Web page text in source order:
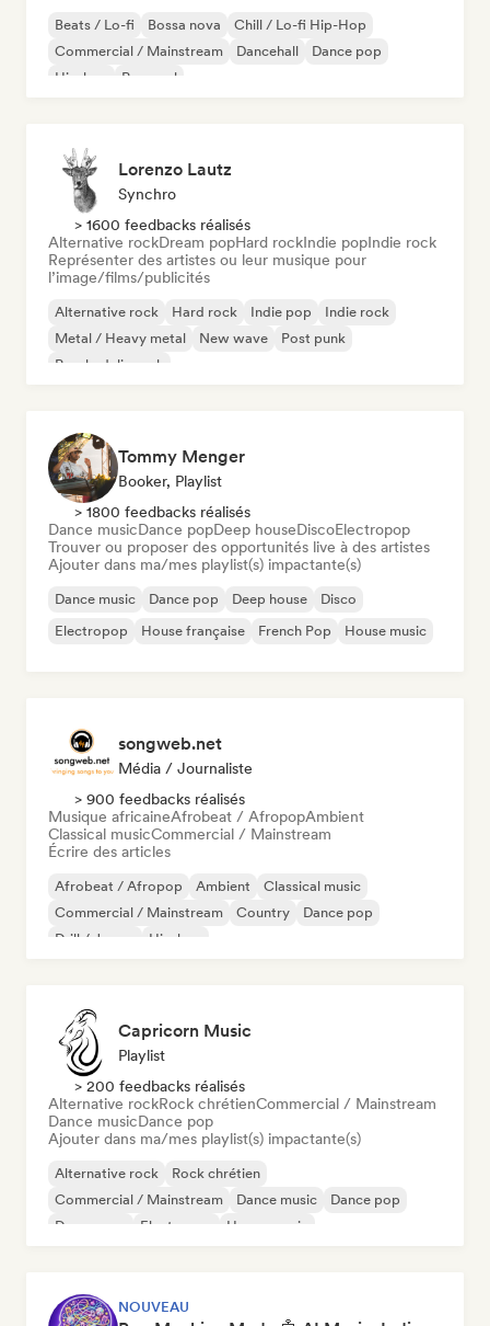
Beats / Lo-fi Bossa nova
Chill / Lo-fi Hip-Hop
Commercial / Mainstream
Dancehall
Dance pop
Hip-hop
Pop soul
Lorenzo Lautz
Synchro
> 1600 feedbacks réalisés
Alternative rockDream popHard rockIndie popIndie rock
Représenter des artistes ou leur musique pour
l’image/films/publicités
Alternative rock Hard rock Indie pop
Indie rock
Metal / Heavy metal
New wave
Post punk
Psychedelic rock
Tommy Menger
Booker, Playlist
> 1800 feedbacks réalisés
Dance musicDance popDeep houseDiscoElectropop
Trouver ou proposer des opportunités live à des artistes
Ajouter dans ma/mes playlist(s) impactante(s)
Dance music Dance pop Deep house
Disco
Electropop
House française French Pop House music
songweb.net
Média / Journaliste
> 900 feedbacks réalisés
Musique africaineAfrobeat / AfropopAmbient
Classical musicCommercial / Mainstream
Écrire des articles
Afrobeat / Afropop Ambient
Classical music
Commercial / Mainstream
Country
Dance pop
Drill / Jersey
Hip-hop
Capricorn Music
Playlist
> 200 feedbacks réalisés
Alternative rockRock chrétienCommercial / Mainstream
Dance musicDance pop
Ajouter dans ma/mes playlist(s) impactante(s)
Alternative rock
Rock chrétien
Commercial / Mainstream
Dance music
Dance pop
Dream pop
Electropop House music
NOUVEAU